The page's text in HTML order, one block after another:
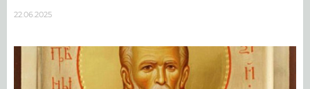
22.06.2025